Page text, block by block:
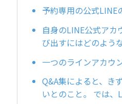
予約専用の公式LINE
自身のLINE公式ア
び出すにはどのよう
一つのラインアカウ
Q&A集によると、き
いとのこと。 では